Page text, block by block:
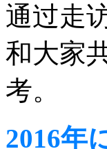
通过走
和大家
考。
2016年